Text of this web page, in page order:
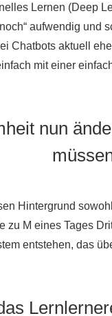
Lernen (Deep
aufwendig und
Chatbots aktuell
mit einer
nun
Hintergrund
zu M eines Tages
entstehen, das